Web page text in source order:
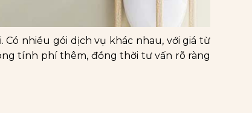
nhiều gói dịch vụ khác nhau, với giá từ
tính phí thêm, đồng thời tư vấn rõ ràng